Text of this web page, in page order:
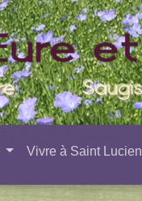
Vivre à Saint Lucien